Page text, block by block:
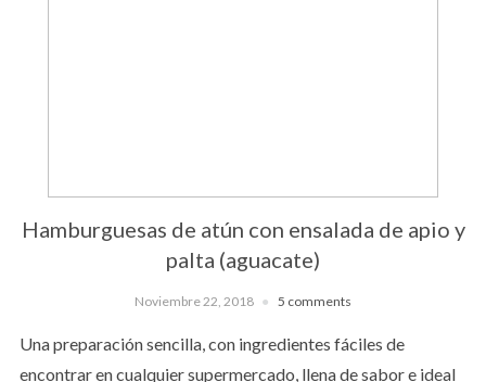
Hamburguesas de atún con ensalada de apio y
palta (aguacate)
Noviembre 22, 2018 5 comments
Una preparación sencilla, con ingredientes fáciles de
encontrar en cualquier supermercado, llena de sabor e ideal